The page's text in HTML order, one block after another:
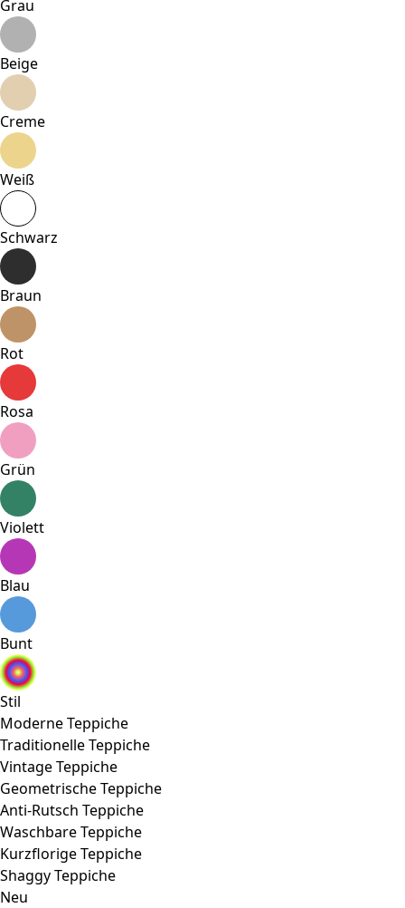
Grau
Beige
Creme
Weiß
Schwarz
Braun
Rot
Rosa
Grün
Violett
Blau
Bunt
Stil
Moderne Teppiche
Traditionelle Teppiche
Vintage Teppiche
Geometrische Teppiche
Anti-Rutsch Teppiche
Waschbare Teppiche
Kurzflorige Teppiche
Shaggy Teppiche
Neu